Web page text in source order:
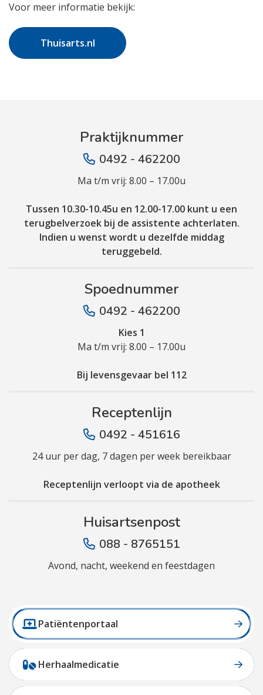
Voor meer informatie bekijk:
Thuisarts.nl
Praktijknummer
0492 - 462200
Ma t/m vrij: 8.00 – 17.00u
Tussen 10.30-10.45u en 12.00-17.00 kunt u een
terugbelverzoek bij de assistente achterlaten.
Indien u wenst wordt u dezelfde middag
teruggebeld.
Spoednummer
0492 - 462200
Kies 1
Ma t/m vrij: 8.00 – 17.00u
Bij levensgevaar bel 112
Receptenlijn
0492 - 451616
24 uur per dag, 7 dagen per week bereikbaar
Receptenlijn verloopt via de apotheek
Huisartsenpost
088 - 8765151
Avond, nacht, weekend en feestdagen
Patiëntenportaal
Herhaalmedicatie